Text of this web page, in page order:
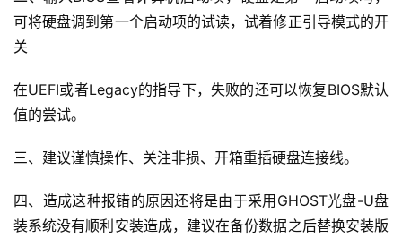
可将硬盘调到第一个启动项的试读，试着修正引导模式的开
关
在UEFI或者Legacy的指导下，失败的还可以恢复BIOS默认
值的尝试。
三、建议谨慎操作、关注非损、开箱重插硬盘连接线。
四、造成这种报错的原因还将是由于采用GHOST光盘-U盘
装系统没有顺利安装造成，建议在备份数据之后替换安装版